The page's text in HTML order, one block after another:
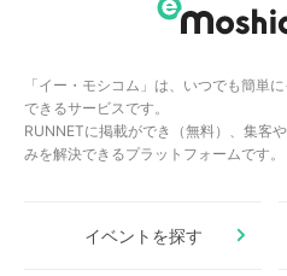
「イー・モシコム」は、いつでも簡単
できるサービスです。
RUNNETに掲載ができ（無料）、集客
みを解決できるプラットフォームです。
イベントを探す